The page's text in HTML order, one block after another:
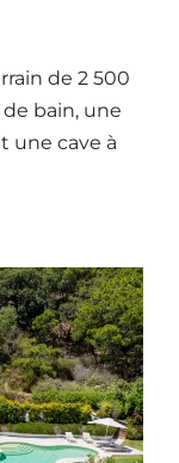
de 2 500
de bain, une
une cave à